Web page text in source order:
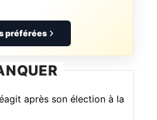
préférées
après son élection à la